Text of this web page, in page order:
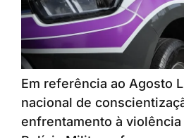
Em referência ao Agosto
nacional de
enfrentamento à violência